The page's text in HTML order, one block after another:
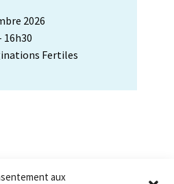
aux
2026
16h30
Fertiles